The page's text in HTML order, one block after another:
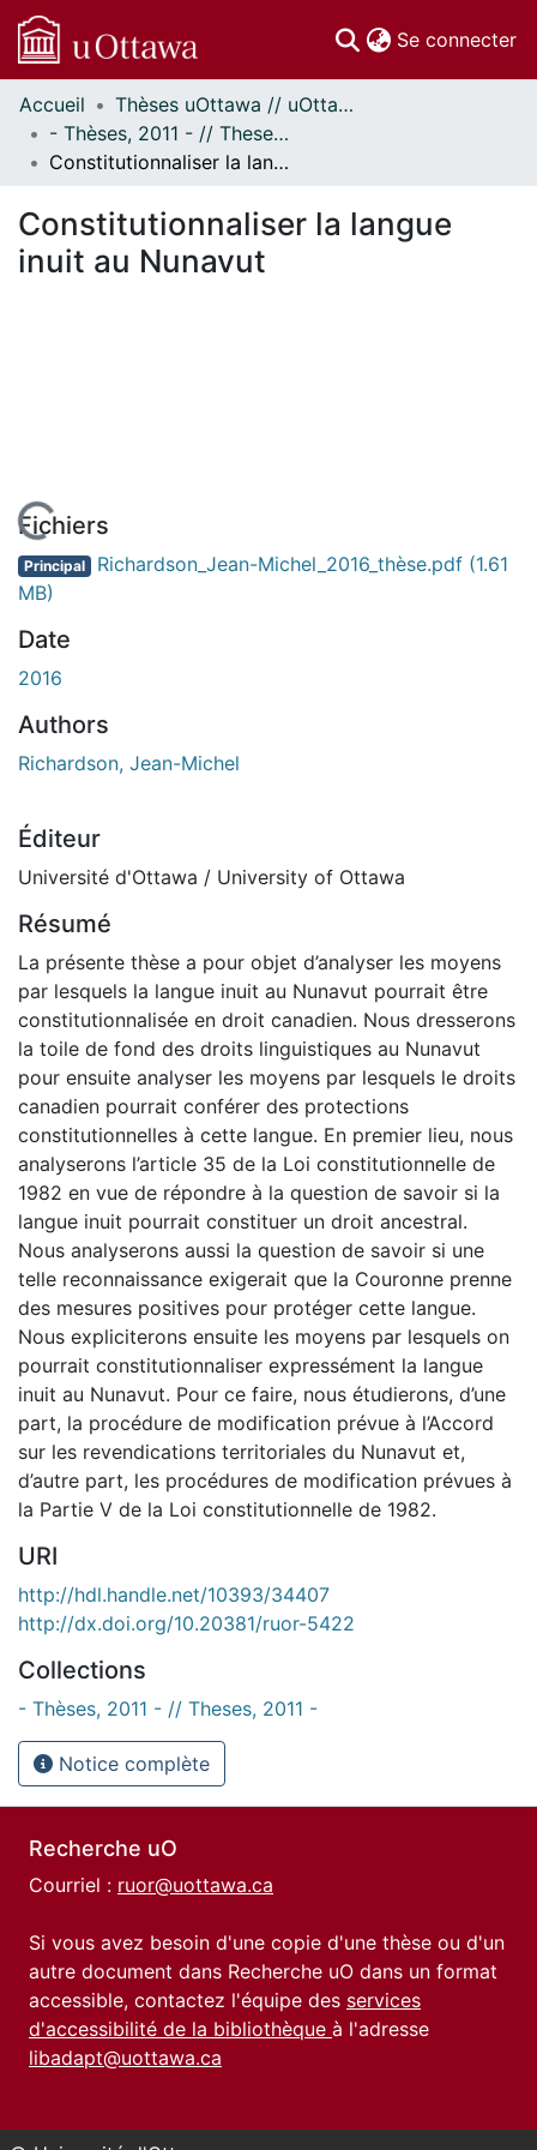
Se connecter
Communautés
et collections
Parcourir
À propos
Accueil
Thèses uOttawa // uOttawa Theses
- Thèses, 2011 - // Theses, 2011 -
Constitutionnaliser la langue inuit au Nunavut
Constitutionnaliser la langue
inuit au Nunavut
En cours de chargement...
Fichiers
Principal Richardson_Jean-Michel_2016_thèse.pdf (1.61
MB)
Date
2016
Authors
Richardson, Jean-Michel
Éditeur
Université d'Ottawa / University of Ottawa
Résumé
La présente thèse a pour objet d’analyser les moyens
par lesquels la langue inuit au Nunavut pourrait être
constitutionnalisée en droit canadien. Nous dresserons
la toile de fond des droits linguistiques au Nunavut
pour ensuite analyser les moyens par lesquels le droits
canadien pourrait conférer des protections
constitutionnelles à cette langue. En premier lieu, nous
analyserons l’article 35 de la Loi constitutionnelle de
1982 en vue de répondre à la question de savoir si la
langue inuit pourrait constituer un droit ancestral.
Nous analyserons aussi la question de savoir si une
telle reconnaissance exigerait que la Couronne prenne
des mesures positives pour protéger cette langue.
Nous expliciterons ensuite les moyens par lesquels on
pourrait constitutionnaliser expressément la langue
inuit au Nunavut. Pour ce faire, nous étudierons, d’une
part, la procédure de modification prévue à l’Accord
sur les revendications territoriales du Nunavut et,
d’autre part, les procédures de modification prévues à
la Partie V de la Loi constitutionnelle de 1982.
URI
http://hdl.handle.net/10393/34407
http://dx.doi.org/10.20381/ruor-5422
Collections
- Thèses, 2011 - // Theses, 2011 -
Notice complète
Recherche uO
Courriel : ruor@uottawa.ca
Si vous avez besoin d'une copie d'une thèse ou d'un
autre document dans Recherche uO dans un format
accessible, contactez l'équipe des services
d'accessibilité de la bibliothèque à l'adresse
libadapt@uottawa.ca